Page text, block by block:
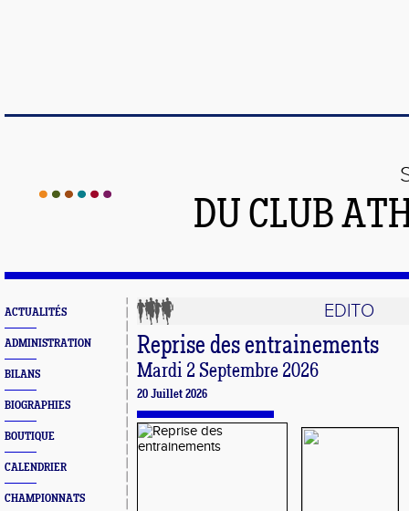
DU CLUB
ACTUALITÉS
ADMINISTRATION
BILANS
BIOGRAPHIES
BOUTIQUE
CALENDRIER
CHAMPIONNATS
EDITO
Reprise des entrainements
Mardi 2 Septembre 2026
20 Juillet 2026